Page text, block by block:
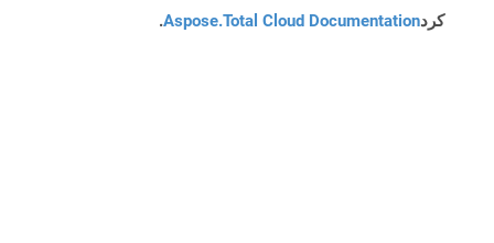
کردAspose.Total Cloud Documentation
.